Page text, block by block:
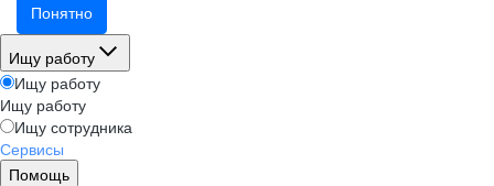
Понятно
Ищу работу
Ищу работу
Ищу работу
Ищу сотрудника
Сервисы
Помощь